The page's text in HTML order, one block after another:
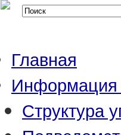
Главная
Структура